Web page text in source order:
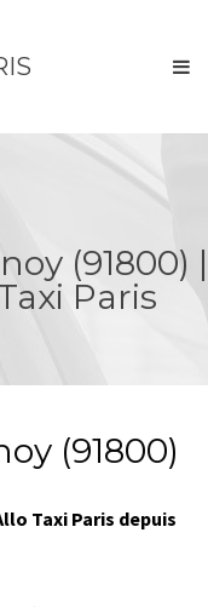
(91800) |
Paris
(91800)
Taxi Paris depuis